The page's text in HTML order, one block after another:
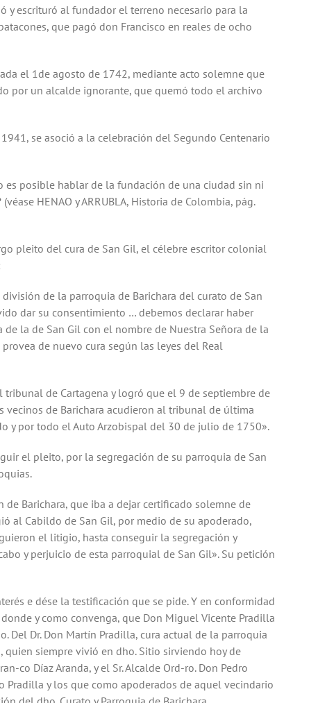
letras a los niños de la naciente población.
escrituró al fundador el terreno necesario para la
el 1de agosto de 1742, mediante acto solemne que
es posible hablar de la fundación de una ciudad sin ni
de la parroquia de Barichara del curato de San
dar su consentimiento … debemos declarar haber
la de San Gil con el nombre de Nuestra Señora de la
de Cartagena y logró que el 9 de septiembre de
y por todo el Auto Arzobispal del 30 de julio de 1750».
Barichara, que iba a dejar certificado solemne de
al Cabildo de San Gil, por medio de su apoderado,
el litigio, hasta conseguir la segregación y
e dése la testificación que se pide. Y en conformidad
y como convenga, que Don Miguel Vicente Pradilla
Del Dr. Don Martín Pradilla, cura actual de la parroquia
quien siempre vivió en dho. Sitio sirviendo hoy de
co Díaz Aranda, y el Sr. Alcalde Ord-ro. Don Pedro